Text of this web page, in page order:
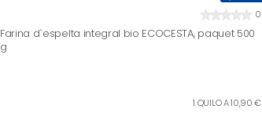
0
Farina d`espelta integral bio ECOCESTA, paquet 500
g
1 QUILO A 10,90 €